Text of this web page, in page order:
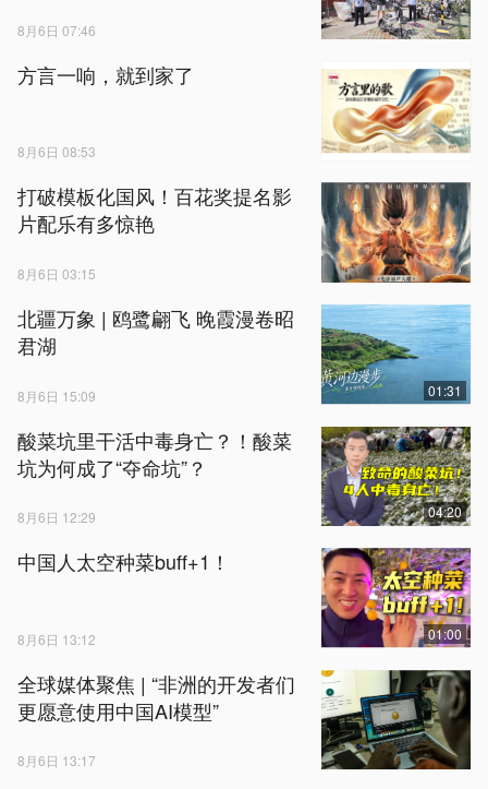
8月6日 07:46
方言一响，就到家了
8月6日 08:53
打破模板化国风！百花奖提名影
片配乐有多惊艳
8月6日 03:15
北疆万象 | 鸥鹭翩飞 晚霞漫卷昭
君湖
8月6日 15:09 01:31
酸菜坑里干活中毒身亡？！酸菜
坑为何成了“夺命坑”？
8月6日 12:29 04:20
中国人太空种菜buff+1！
8月6日 13:12 01:00
全球媒体聚焦 | “非洲的开发者们
更愿意使用中国AI模型”
8月6日 13:17